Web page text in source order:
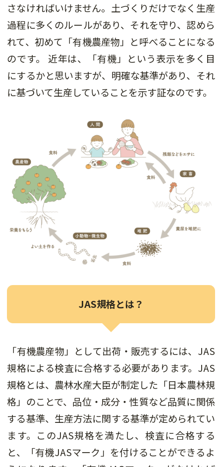
さなければいけません。土づくりだけでなく生産
過程に多くのルールがあり、それを守り、認めら
れて、初めて「有機農産物」と呼べることになる
のです。 近年は、「有機」という表示を多く目
にするかと思いますが、明確な基準があり、それ
に基づいて生産していることを示す証なのです。
JAS規格とは？
「有機農産物」として出荷・販売するには、JAS
規格による検査に合格する必要があります。JAS
規格とは、農林水産大臣が制定した「日本農林規
格」のことで、品位・成分・性質など品質に関係
する基準、生産方法に関する基準が定められてい
ます。このJAS規格を満たし、検査に合格する
と、「有機JASマーク」を付けることができるよ